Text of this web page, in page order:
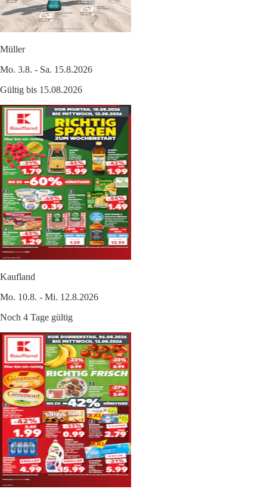
Müller
Mo. 3.8. - Sa. 15.8.2026
Gültig bis 15.08.2026
Kaufland
Mo. 10.8. - Mi. 12.8.2026
Noch 4 Tage gültig